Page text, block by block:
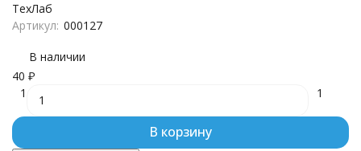
ТехЛаб
Артикул: 000127
В наличии
40 ₽
1
1
В корзину